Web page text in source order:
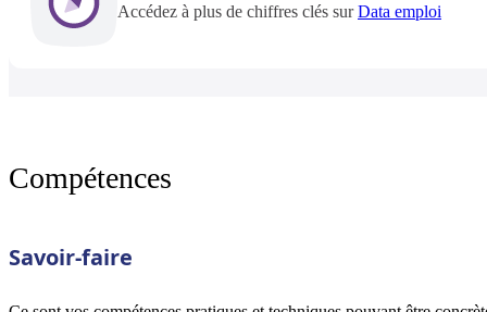
Accédez à plus de chiffres clés surData emploi
Compétences
Savoir-faire